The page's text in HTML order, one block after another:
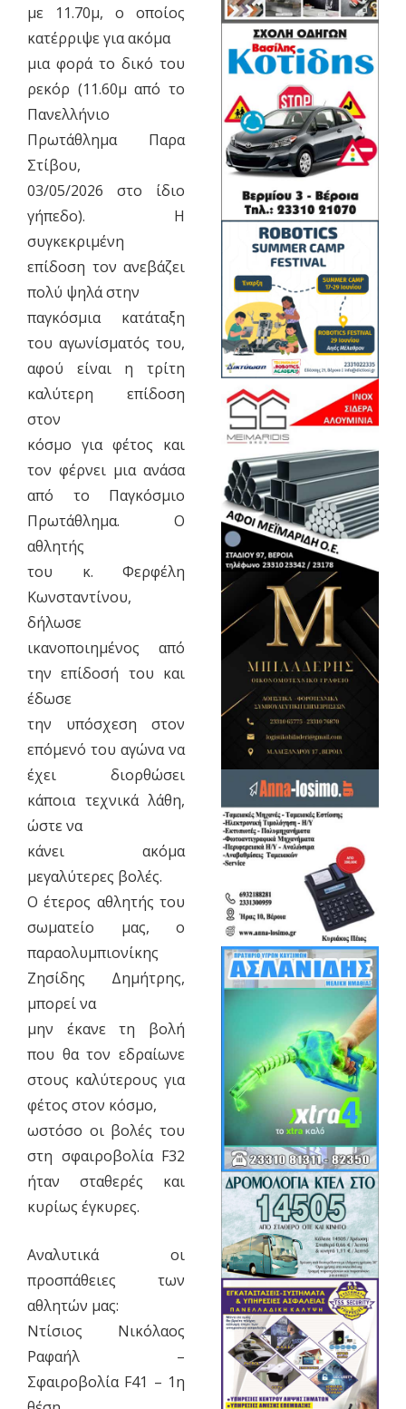
με 11.70μ, ο οποίος
κατέρριψε για ακόμα
μια φορά το δικό του
ρεκόρ (11.60μ από το
Πανελλήνιο
Πρωτάθλημα Παρα
Στίβου,
03/05/2026 στο ίδιο
γήπεδο). Η
συγκεκριμένη
επίδοση τον ανεβάζει
πολύ ψηλά στην
παγκόσμια κατάταξη
του αγωνίσματός του,
αφού είναι η τρίτη
καλύτερη επίδοση
στον
κόσμο για φέτος και
τον φέρνει μια ανάσα
από το Παγκόσμιο
Πρωτάθλημα. Ο
αθλητής
του κ. Φερφέλη
Κωνσταντίνου,
δήλωσε
ικανοποιημένος από
την επίδοσή του και
έδωσε
την υπόσχεση στον
επόμενό του αγώνα να
έχει διορθώσει
κάποια τεχνικά λάθη,
ώστε να
κάνει ακόμα
μεγαλύτερες βολές.
Ο έτερος αθλητής του
σωματείο μας, ο
παραολυμπιονίκης
Ζησίδης Δημήτρης,
μπορεί να
μην έκανε τη βολή
που θα τον εδραίωνε
στους καλύτερους για
φέτος στον κόσμο,
ωστόσο οι βολές του
στη σφαιρoβολία F32
ήταν σταθερές και
κυρίως έγκυρες.
Αναλυτικά οι
προσπάθειες των
αθλητών μας:
Ντίσιος Νικόλαος
Ραφαήλ –
Σφαιροβολία F41 – 1η